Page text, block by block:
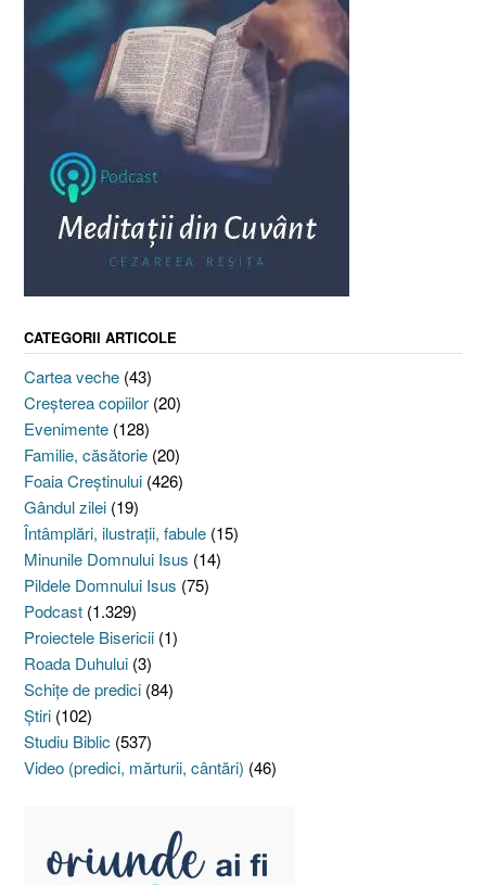
CATEGORII ARTICOLE
Cartea veche (43)
Creşterea copiilor (20)
Evenimente (128)
Familie, căsătorie (20)
Foaia Creştinului (426)
Gândul zilei (19)
Întâmplări, ilustraţii, fabule (15)
Minunile Domnului Isus (14)
Pildele Domnului Isus (75)
Podcast (1.329)
Proiectele Bisericii (1)
Roada Duhului (3)
Schiţe de predici (84)
Ştiri (102)
Studiu Biblic (537)
Video (predici, mărturii, cântări) (46)